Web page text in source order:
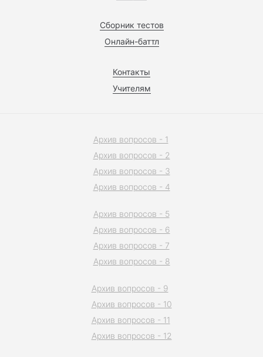
Сборник тестов
Онлайн-баттл
Контакты
Учителям
Архив вопросов - 1
Архив вопросов - 2
Архив вопросов - 3
Архив вопросов - 4
Архив вопросов - 5
Архив вопросов - 6
Архив вопросов - 7
Архив вопросов - 8
Архив вопросов - 9
Архив вопросов - 10
Архив вопросов - 11
Архив вопросов - 12